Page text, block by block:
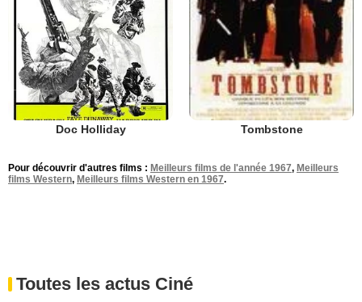
Doc Holliday Tombstone
Pour découvrir d'autres films : Meilleurs films de l'année 1967, Meilleurs
films Western, Meilleurs films Western en 1967.
Toutes les actus Ciné